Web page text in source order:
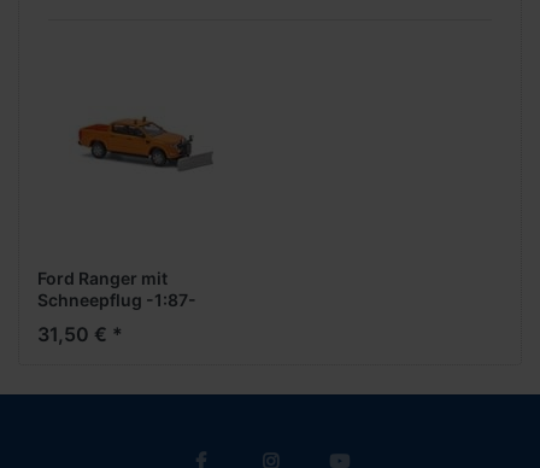
Ford Ranger mit
Schneepflug -1:87-
31,50 € *